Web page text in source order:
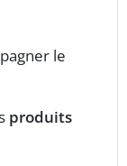
le
produits